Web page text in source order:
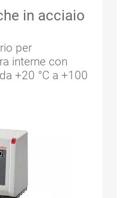
in acciaio
per
interne con
+20 °C a +100